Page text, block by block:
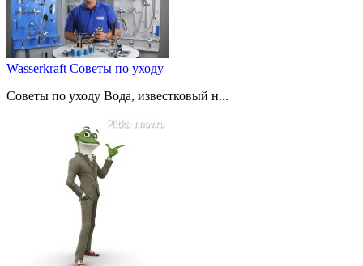
Wasserkraft Советы по уходу
Советы по уходу Вода, известковый н...